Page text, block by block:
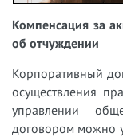
Компенсация за
об отчуждении
Корпоративный
осуществления
управлении
договором можно